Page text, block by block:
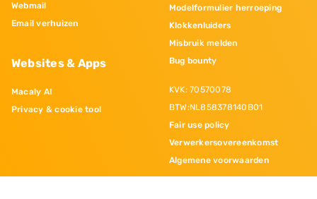
Webmail
Email verhuizen
Websites & Apps
Macaly AI
Privacy & cookie tool
Modelformulier herroeping
Klokkenluiders
Misbruik melden
Bug bounty
KVK: 70570078
BTW:NL858378140B01
Fair use policy
Verwerkersovereenkomst
Algemene voorwaarden